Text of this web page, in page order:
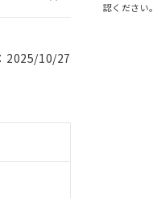
2025/10/27
認ください。